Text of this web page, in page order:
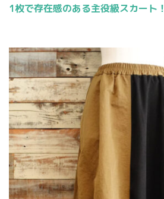
1枚で存在感のある主役級スカート！